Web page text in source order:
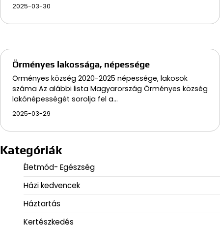
2025-03-30
Örményes lakossága, népessége
Örményes község 2020-2025 népessége, lakosok
száma Az alábbi lista Magyarország Örményes község
lakónépességét sorolja fel a…
2025-03-29
Kategóriák
Életmód- Egészség
Házi kedvencek
Háztartás
Kertészkedés